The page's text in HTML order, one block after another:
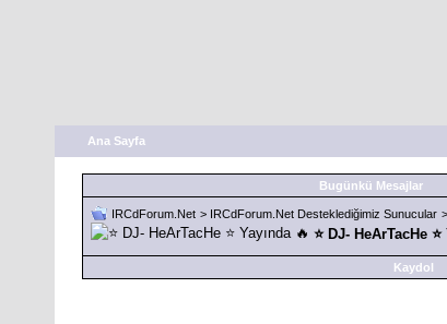
Ana Sayfa
Bugünkü Mesajlar
IRCdForum.Net > IRCdForum.Net Desteklediğimiz Sunucular >
⭐ DJ- HeArTacHe ⭐
Kaydol